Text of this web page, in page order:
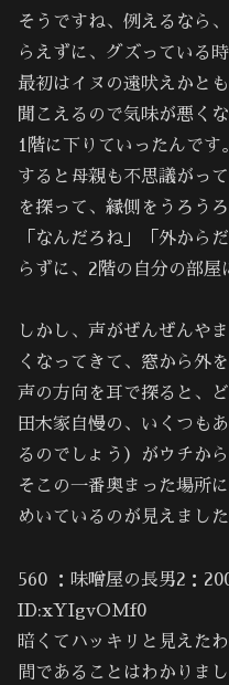
そうですね、例えるなら
らえずに、グズっている
最初はイヌの遠吠えかと
聞こえるので気味が悪くな
1階に下りていったんです。
すると母親も不思議がっ
を探って、縁側をうろう
「なんだろね」「外から
らずに、2階の自分の部屋
しかし、声がぜんぜんや
くなってきて、窓から外
声の方向を耳で探ると、
田木家自慢の、いくつも
るのでしょう）がウチか
そこの一番奥まった場所
めいているのが見えました
560 ：味噌屋の長男2：
ID:xYIgvOMf0
暗くてハッキリと見えた
間であることはわかりまし